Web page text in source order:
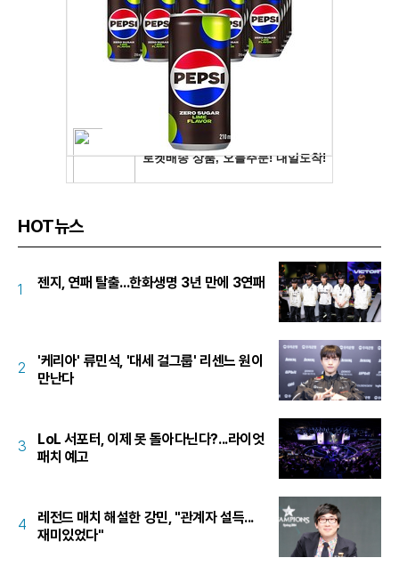
HOT뉴스
1 젠지, 연패 탈출...한화생명 3년 만에 3연패
2
'케리아' 류민석, '대세 걸그룹' 리센느 원이
만난다
3
LoL 서포터, 이제 못 돌아다닌다?...라이엇
패치 예고
4
레전드 매치 해설한 강민, "관계자 설득...
재미있었다"